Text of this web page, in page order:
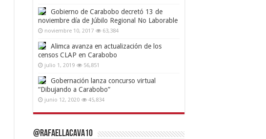
Gobierno de Carabobo decretó 13 de
noviembre día de Júbilo Regional No Laborable
noviembre 10, 2017 63,384
Alimca avanza en actualización de los
censos CLAP en Carabobo
julio 1, 2019 56,851
Gobernación lanza concurso virtual
“Dibujando a Carabobo”
junio 12, 2020 45,834
@RafaelLacava10